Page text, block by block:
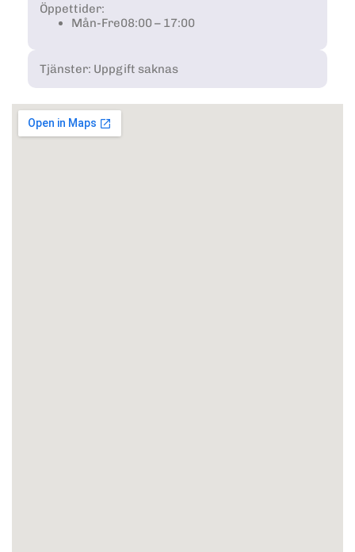
Öppettider:
Mån-Fre08:00 – 17:00
Tjänster: Uppgift saknas